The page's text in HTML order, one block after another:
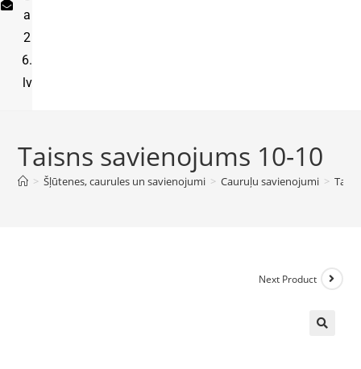
a
2
6.
lv
Taisns savienojums 10-10
> Šļūtenes, caurules un savienojumi > Cauruļu savienojumi >
Next Product